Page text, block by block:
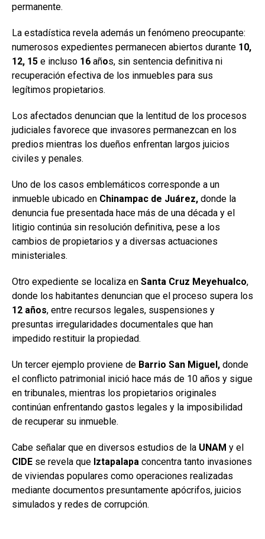
permanente.
La estadística revela además un fenómeno preocupante:
numerosos expedientes permanecen abiertos durante 10,
12, 15 e incluso 16 años, sin sentencia definitiva ni
recuperación efectiva de los inmuebles para sus
legítimos propietarios.
Los afectados denuncian que la lentitud de los procesos
judiciales favorece que invasores permanezcan en los
predios mientras los dueños enfrentan largos juicios
civiles y penales.
Uno de los casos emblemáticos corresponde a un
inmueble ubicado en Chinampac de Juárez, donde la
denuncia fue presentada hace más de una década y el
litigio continúa sin resolución definitiva, pese a los
cambios de propietarios y a diversas actuaciones
ministeriales.
Otro expediente se localiza en Santa Cruz Meyehualco,
donde los habitantes denuncian que el proceso supera los
12 años, entre recursos legales, suspensiones y
presuntas irregularidades documentales que han
impedido restituir la propiedad.
Un tercer ejemplo proviene de Barrio San Miguel, donde
el conflicto patrimonial inició hace más de 10 años y sigue
en tribunales, mientras los propietarios originales
continúan enfrentando gastos legales y la imposibilidad
de recuperar su inmueble.
Cabe señalar que en diversos estudios de la UNAM y el
CIDE se revela que Iztapalapa concentra tanto invasiones
de viviendas populares como operaciones realizadas
mediante documentos presuntamente apócrifos, juicios
simulados y redes de corrupción.